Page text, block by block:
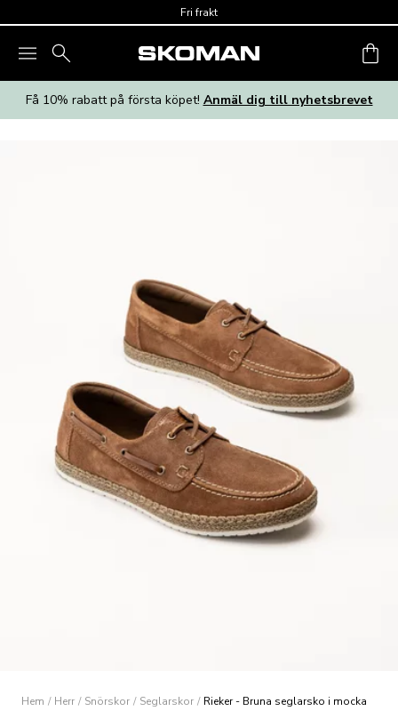
Fri frakt
Få 10% rabatt på första köpet! Anmäl dig till nyhetsbrevet
Hem / Herr / Snörskor / Seglarskor / Rieker - Bruna seglarsko i mocka